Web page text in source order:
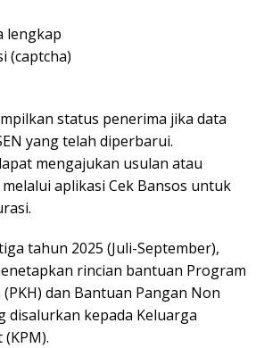
lengkap
(captcha)
status penerima jika data
yang telah diperbarui.
mengajukan usulan atau
aplikasi Cek Bansos untuk
tahun 2025 (Juli-September),
rincian bantuan Program
dan Bantuan Pangan Non
disalurkan kepada Keluarga